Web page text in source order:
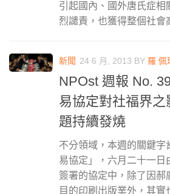
引起國內、國外唐氏症相
烈譴責，也獲得整個社會
新聞 24 6 月, 2013 BY 羅 佩
NPOst 週報 No.
易協定對社福界
題持續發燒
不分領域，本週的關鍵字
易協定」，六月二十一日
簽署的協定中，除了因郝
目的印刷出版業外，其